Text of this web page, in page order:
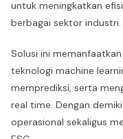
untuk meningkatkan
berbagai sektor industri.
Solusi ini
teknologi machine
memprediksi, serta
real time. Dengan
operasional sekaligus